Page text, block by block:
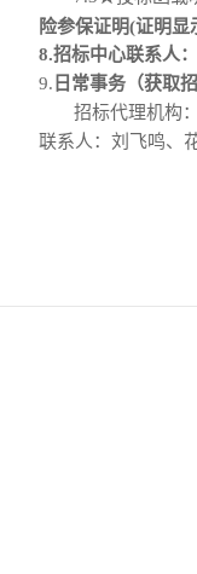
险参保证明(证明显
8.招标中心联系人：
9. 日常事务 （获取
招标代理机构
联系人： 刘飞鸣、